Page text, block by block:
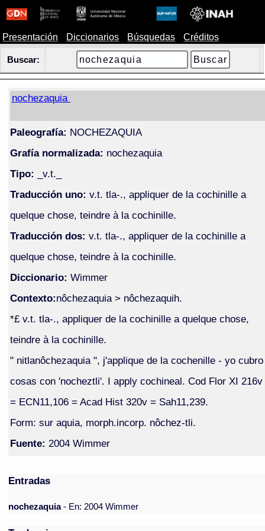
Presentación Diccionarios Búsquedas Créditos
Buscar:
nochezaquia
Paleografía: NOCHEZAQUIA
Grafía normalizada: nochezaquia
Tipo: _v.t._
Traducción uno: v.t. tla-., appliquer de la cochinille a
quelque chose, teindre à la cochinille.
Traducción dos: v.t. tla-., appliquer de la cochinille a
quelque chose, teindre à la cochinille.
Diccionario: Wimmer
Contexto:nôchezaquia > nôchezaquih.
*£ v.t. tla-., appliquer de la cochinille a quelque chose,
teindre à la cochinille.
" nitlanôchezaquia ", j'applique de la cochenille - yo cubro
cosas con 'nocheztli'. I apply cochineal. Cod Flor XI 216v
= ECN11,106 = Acad Hist 320v = Sah11,239.
Form: sur aquia, morph.incorp. nôchez-tli.
Fuente: 2004 Wimmer
Entradas
nochezaquia- En: 2004 Wimmer